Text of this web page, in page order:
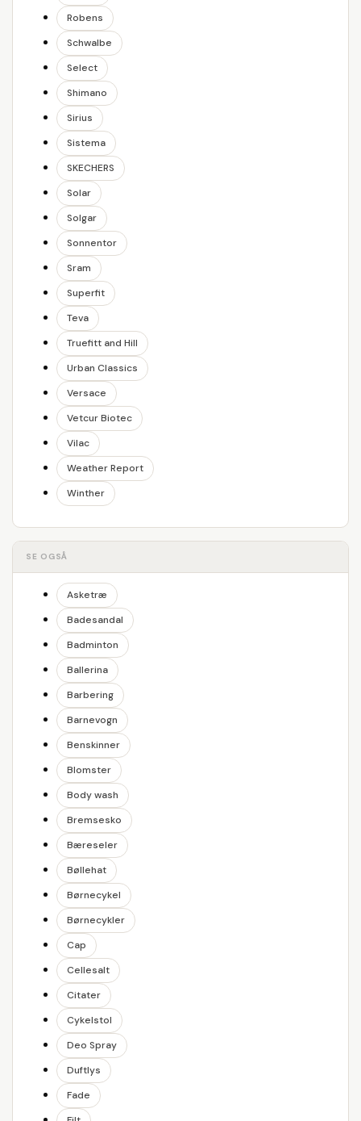
Robens
Schwalbe
Select
Shimano
Sirius
Sistema
SKECHERS
Solar
Solgar
Sonnentor
Sram
Superfit
Teva
Truefitt and Hill
Urban Classics
Versace
Vetcur Biotec
Vilac
Weather Report
Winther
SE OGSÅ
Asketræ
Badesandal
Badminton
Ballerina
Barbering
Barnevogn
Benskinner
Blomster
Body wash
Bremsesko
Bæreseler
Bøllehat
Børnecykel
Børnecykler
Cap
Cellesalt
Citater
Cykelstol
Deo Spray
Duftlys
Fade